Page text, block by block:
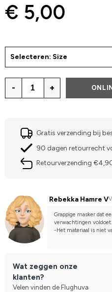
€ 5,00
Selecteren: Size
- +
Gratis verzending bij
90 dagen retourrecht
Retourverzending
Rebekka Hamre V
Grappige masker dat
verwachtingen voldoet.
-Het materiaal is niet
Wat zeggen onze
klanten?
Velen vinden de Flughuva